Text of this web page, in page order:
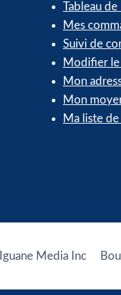
Tableau de
Mes
Suivi de
Modifier le
Mon
Mon
Ma liste
Iguane Media Inc